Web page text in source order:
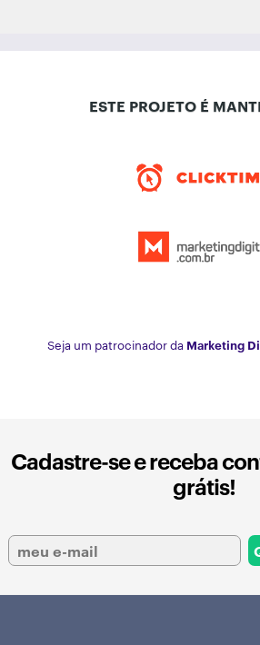
ESTE PROJETO É
Seja um patrocinador da Marketing
Cadastre-se e receba
grátis!